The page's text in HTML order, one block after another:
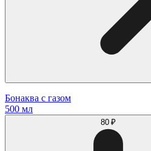
Бонаква с газом
500 мл
80 ₽